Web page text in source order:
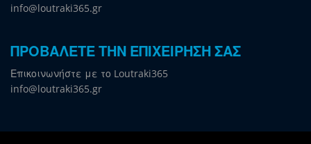
info@loutraki365.gr
ΠΡΟΒΑΛΕΤΕ ΤΗΝ ΕΠΙΧΕΙΡΗΣΗ ΣΑΣ
Επικοινωνήστε με το Loutraki365
info@loutraki365.gr